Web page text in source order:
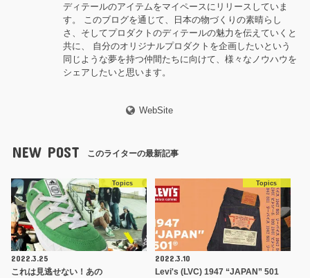
ディテールのアイテムをマイペースにリリースしていま
す。 このブログを通じて、日本の物づくりの素晴らし
さ、そしてプロダクトのディテールの魅力を伝えていくと
共に、 自分のオリジナルプロダクトを企画したいという
同じような夢を持つ仲間たちに向けて、様々なノウハウを
シェアしたいと思います。
WebSite
NEW POST このライターの最新記事
Topics
2022.3.25
これは見逃せない！あの
Topics
2022.3.10
Levi's (LVC) 1947 “JAPAN” 501